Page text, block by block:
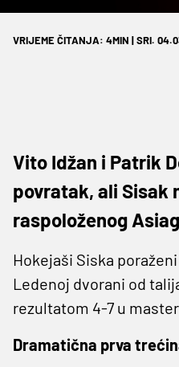
VRIJEME ČITANJA: 4MIN | SRI.
Vito Idžan i Patrik
povratak, ali Sisak
raspoloženog
Hokejaši Siska
Ledenoj dvorani od
rezultatom 4-7 u
Dramatična prva